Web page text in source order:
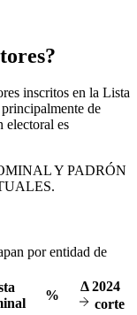
inscritos en la Lista
de
electoral es
Y PADRÓN
por entidad de
%
Δ2024
corte